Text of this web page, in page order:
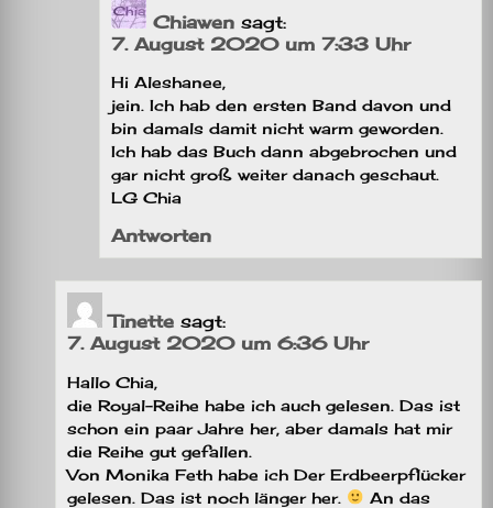
Chiawen sagt:
7. August 2020 um 7:33 Uhr
Hi Aleshanee,
jein. Ich hab den ersten Band davon und
bin damals damit nicht warm geworden.
Ich hab das Buch dann abgebrochen und
gar nicht groß weiter danach geschaut.
LG Chia
Antworten
Tinette sagt:
7. August 2020 um 6:36 Uhr
Hallo Chia,
die Royal-Reihe habe ich auch gelesen. Das ist
schon ein paar Jahre her, aber damals hat mir
die Reihe gut gefallen.
Von Monika Feth habe ich Der Erdbeerpflücker
gelesen. Das ist noch länger her.
An das